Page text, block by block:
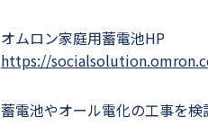
オムロン家庭用蓄電池HP
https://
蓄電池やオール電化の工事を